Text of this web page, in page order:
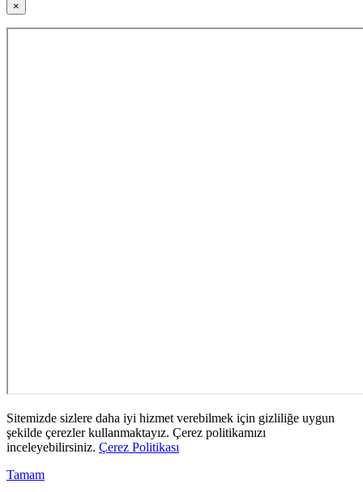
×
Sitemizde sizlere daha iyi hizmet verebilmek için gizliliğe uygun
şekilde çerezler kullanmaktayız. Çerez politikamızı
inceleyebilirsiniz. Çerez Politikası
Tamam